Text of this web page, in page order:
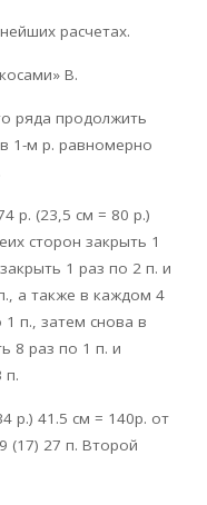
расчетах.
В.
ряда продолжить
1-м р. равномерно
р. (23,5 см = 80 р.)
сторон закрыть 1
1 раз по 2 п. и
а также в каждом 4
п., затем снова в
8 раз по 1 п. и
п.
р.) 41.5 см = 140p. от
(17) 27 п. Второй